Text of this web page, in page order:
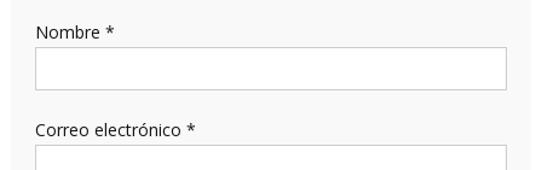
Nombre *
Correo electrónico *